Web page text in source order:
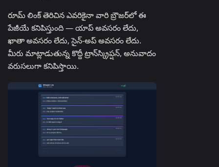
రూమ్ లింక్ తెరిచిన ఎవరికైనా వారి బ్రౌజర్‌లో ఈ
పేజీయే కనిపిస్తుంది — యాప్ అవసరం లేదు,
ఖాతా అవసరం లేదు, సైన్-అప్ అవసరం లేదు.
మీరు మాట్లాడుతున్న కొద్దీ ట్రాన్‌స్క్రిప్షన్, అనువాదం
వరుసలుగా కనిపిస్తాయి.